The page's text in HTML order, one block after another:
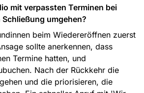
mit verpassten Terminen bei
umgehen?
beim Wiedereröffnen zuerst
sollte anerkennen, dass
Termine hatten, und
Nach der Rückkehr die
und die priorisieren, die